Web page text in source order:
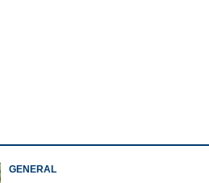
GENERAL